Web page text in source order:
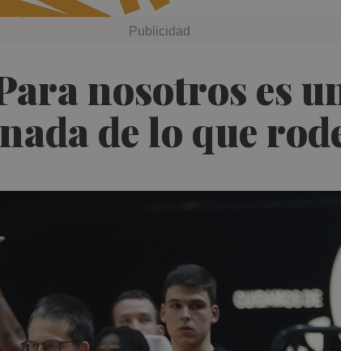
nosotros es
de lo que